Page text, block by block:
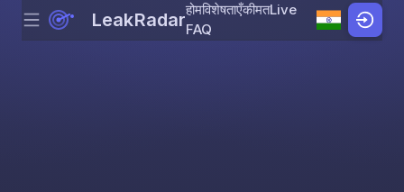
Skip to content
Menu LeakRadarहोमविशेषताएँकीमतLive
FAQ